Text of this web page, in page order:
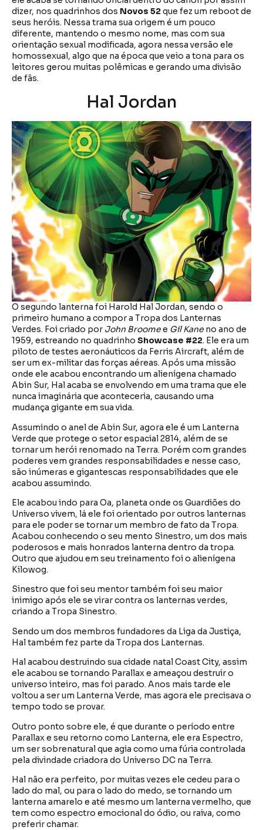
dizer, nos quadrinhos dos Novos 52que fez um reboot de
seus heróis. Nessa trama sua origem é um pouco
diferente, mantendo o mesmo nome, mas com sua
orientação sexual modificada, agora nessa versão ele
homossexual, algo que na época que veio a tona para os
leitores gerou muitas polêmicas e gerando uma divisão
de fãs.
Hal Jordan
O segundo lanterna foi Harold Hal Jordan, sendo o
primeiro humano a compor a Tropa dos Lanternas
Verdes. Foi criado por John Broomee Gil Kane no ano de
1959, estreando no quadrinho Showcase #22. Ele era um
piloto de testes aeronáuticos da Ferris Aircraft, além de
ser um ex-militar das forças aéreas. Após uma missão
onde ele acabou encontrando um alienígena chamado
Abin Sur, Hal acaba se envolvendo em uma trama que ele
nunca imaginária que aconteceria, causando uma
mudança gigante em sua vida.
Assumindo o anel de Abin Sur, agora ele é um Lanterna
Verde que protege o setor espacial 2814, além de se
tornar um herói renomado na Terra. Porém com grandes
poderes vem grandes responsabilidades e nesse caso,
são inúmeras e gigantescas responsabilidades que ele
acabou assumindo.
Ele acabou indo para Oa, planeta onde os Guardiões do
Universo vivem, lá ele foi orientado por outros lanternas
para ele poder se tornar um membro de fato da Tropa.
Acabou conhecendo o seu mento Sinestro, um dos mais
poderosos e mais honrados lanterna dentro da tropa.
Outro que ajudou em seu treinamento foi o alienígena
Kilowog.
Sinestro que foi seu mentor também foi seu maior
inimigo após ele se virar contra os lanternas verdes,
criando a Tropa Sinestro.
Sendo um dos membros fundadores da Liga da Justiça,
Hal também fez parte da Tropa dos Lanternas.
Hal acabou destruindo sua cidade natal Coast City, assim
ele acabou se tornando Parallax e ameaçou destruir o
universo inteiro, mas foi parado. Anos mais tarde ele
voltou a ser um Lanterna Verde, mas agora ele precisava o
tempo todo se provar.
Outro ponto sobre ele, é que durante o período entre
Parallax e seu retorno como Lanterna, ele era Espectro,
um ser sobrenatural que agia como uma fúria controlada
pela divindade criadora do Universo DC na Terra.
Hal não era perfeito, por muitas vezes ele cedeu para o
lado do mal, ou para o lado do medo, se tornando um
lanterna amarelo e até mesmo um lanterna vermelho, que
tem como espectro emocional do ódio, ou raiva, como
preferir chamar.